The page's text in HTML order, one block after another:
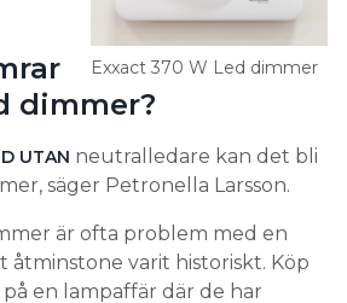
Exxact 370 W Led dimmer
dimmer?
UTAN neutralledare kan det bli
säger Petronella Larsson.
är ofta problem med en
åtminstone varit historiskt. Köp
en lampaffär där de har